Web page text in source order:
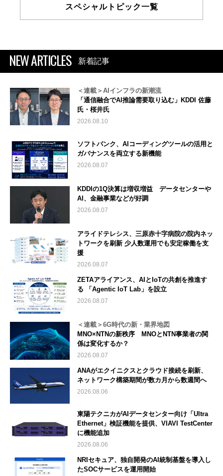
スペシャルトピック一覧
NEW ARTICLES 新着記事
＜連載＞AIインフラの新潮流
「通信融合でAI推論需要取り込む」KDDI 佐藤
氏・桜井氏
2026.08.10
ソフトバンク、AIコーディングツールの活用と
ガバナンスを両立する新機能
2026.08.07
KDDIの1Q決算は増収増益 データセンターや
AI、金融事業などが好調
2026.08.07
アライドテレシス、三原赤十字病院の院内ネッ
トワークを刷新 少人数運用でも安定稼働を支
援
2026.08.07
ZETAアライアンス、AIとIoTの共創を推進す
る 「Agentic IoT Lab」を設立
2026.08.07
＜連載＞6G時代の新・業界地図
MNO×NTNの新秩序 MNOとNTN事業者の関
係は変化するか？
2026.08.07
ANAがエクイニクスとクラウド接続を刷新、
ネットワーク構築期間が数カ月から数週間へ
2026.08.06
東陽テクニカがAIデータセンター向け「Ultra
Ethernet」検証機能を提供、VIAVI TestCenter
に機能追加
2026.08.06
NRIセキュア、独自開発のAI統制基盤を導入し
たSOCサービスを運用開始